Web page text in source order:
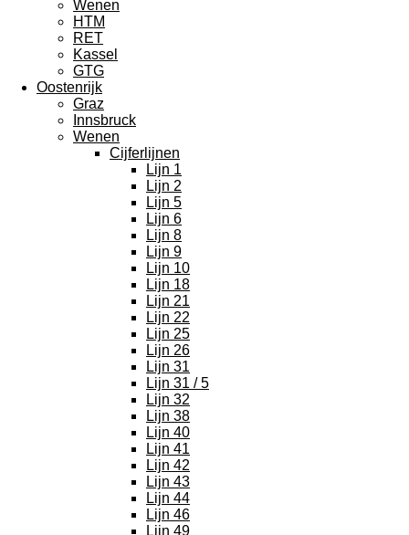
Wenen
HTM
RET
Kassel
GTG
Oostenrijk
Graz
Innsbruck
Wenen
Cijferlijnen
Lijn 1
Lijn 2
Lijn 5
Lijn 6
Lijn 8
Lijn 9
Lijn 10
Lijn 18
Lijn 21
Lijn 22
Lijn 25
Lijn 26
Lijn 31
Lijn 31 / 5
Lijn 32
Lijn 38
Lijn 40
Lijn 41
Lijn 42
Lijn 43
Lijn 44
Lijn 46
Lijn 49